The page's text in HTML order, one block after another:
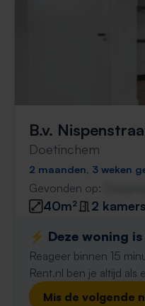
B.v.
Doetinchem
2 maanden, 3 weken
Gevonden op:
40m²
2 kamers
⚡️ Deze woning
Reageer binnen 15
Rent.nl ben je altijd als
Mis de volgende